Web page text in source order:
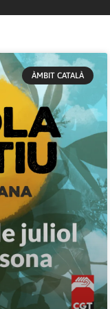
ÀMBIT CATALÀ